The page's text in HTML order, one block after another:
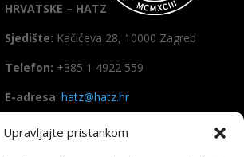
Upravljajte pristankom
HRVATSKE – HATZ
Sjedište: Kačićeva 28, 10000 Zagreb
Telefon: +385 1 4922 559
E-adresa: hatz@hatz.hr
OIB: 89465386965